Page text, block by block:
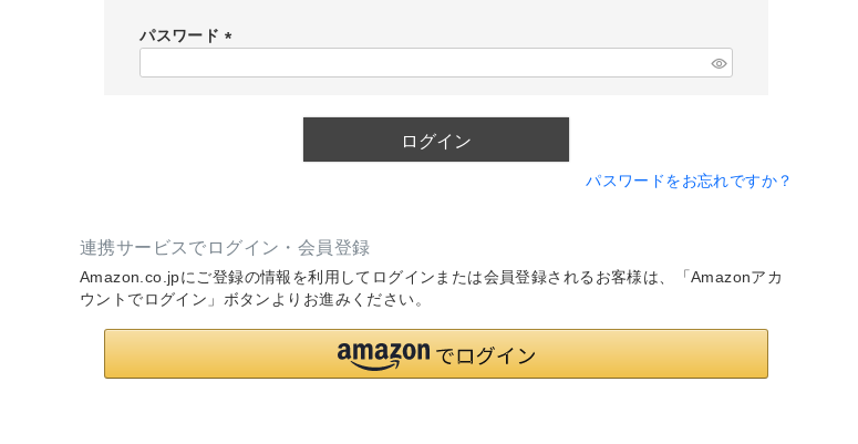
)
パスワード
ログイン
パスワードをお忘れですか？
連携サービスでログイン・会員登録
Amazon.co.jpにご登録の情報を利用してログインまたは会員登録されるお客様は、「Amazonアカ
ウントでログイン」ボタンよりお進みください。